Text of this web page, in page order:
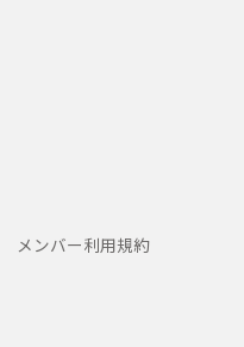
メンバー利用規約